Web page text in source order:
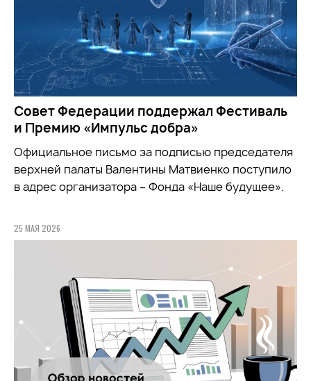
Совет Федерации поддержал Фестиваль
и Премию «Импульс добра»
Официальное письмо за подписью председателя
верхней палаты Валентины Матвиенко поступило
в адрес организатора – Фонда «Наше будущее».
25 МАЯ 2026